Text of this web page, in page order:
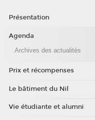
Présentation
Agenda
Archives des actualités
Prix et récompenses
Le bâtiment du Nil
Vie étudiante et alumni